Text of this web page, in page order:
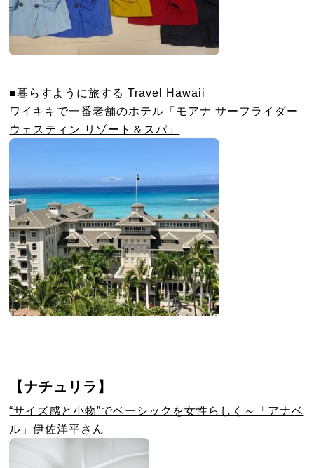
■暮らすように旅する Travel Hawaii
ワイキキで一番老舗のホテル「モアナ サーフライダー
ウェスティン リゾート＆スパ」
【ナチュリラ】
“サイズ感と小物”でベーシックを女性らしく～「アナベ
ル」伊佐洋平さん